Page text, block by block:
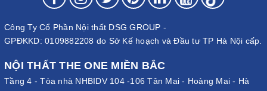
Công Ty Cổ Phần Nội thất DSG GROUP -
GPĐKKD: 0109882208 do Sở Kế hoạch và Đầu tư TP Hà Nội cấp.
NỘI THẤT THE ONE MIỀN BẮC
Tầng 4 - Tòa nhà NHBIDV 104 -106 Tân Mai - Hoàng Mai - Hà